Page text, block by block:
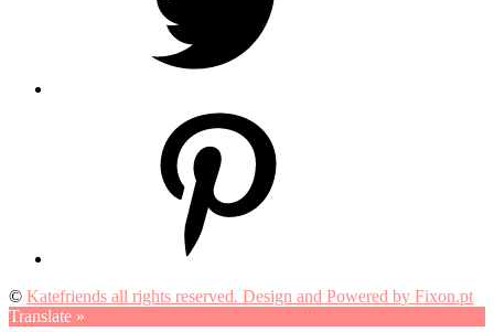
© Katefriends all rights reserved. Design and Powered by Fixon.pt
Translate »